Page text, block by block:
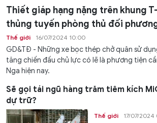
Thiết giáp hạng nặng trên khung
thủng tuyến phòng thủ đối
Thế giới 16/07/2024 10:00
GD&TĐ - Những xe bọc thép chở quân sử
tăng chiến đấu chủ lực có lẽ là phương tiện
Nga hiện nay.
Sẽ gọi tái ngũ hàng trăm tiêm kích
dự trữ?
Thế giới 17/07/